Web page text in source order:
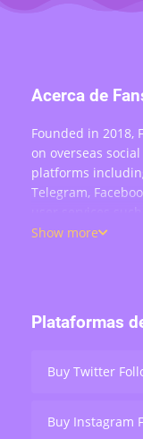
Acerca de
Founded in 2018,
on overseas
platforms
Telegram,
views, retweets,
Show more
Plataformas
Buy Twitter
Buy Instagram